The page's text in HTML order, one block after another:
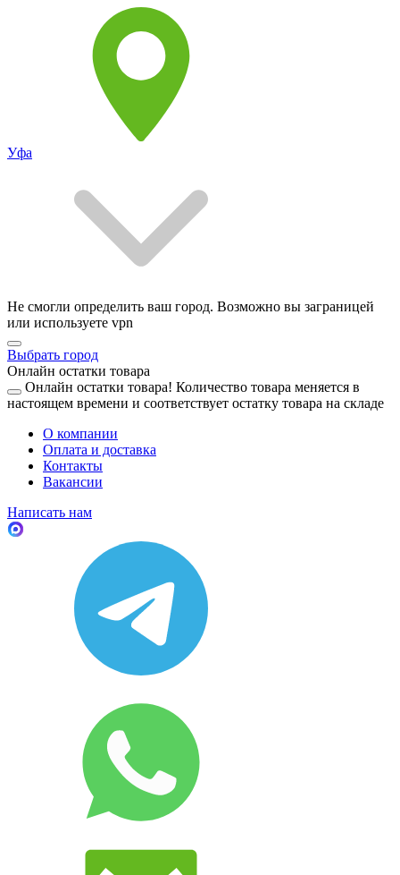
Уфа
Не смогли определить ваш город. Возможно вы заграницей
или используете vpn
Выбрать город
Онлайн остатки товара
Онлайн остатки товара! Количество товара меняется в
настоящем времени и соответствует остатку товара на складе
О компании
Оплата и доставка
Контакты
Вакансии
Написать нам